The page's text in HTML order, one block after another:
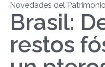
Novedades del Patrimonio
Brasil:
restos